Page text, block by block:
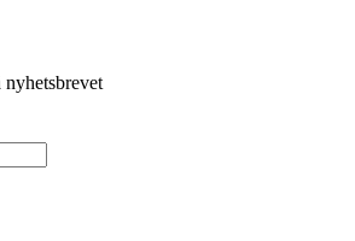
nyhetsbrevet